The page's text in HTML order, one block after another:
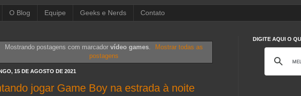
O Blog Equipe Geeks e Nerds Contato
Mostrando postagens com marcador vídeo games.
Mostrar todas as
postagens
15 DE AGOSTO DE 2021
jogar Game Boy na estrada à noite
DIGITE AQUI O